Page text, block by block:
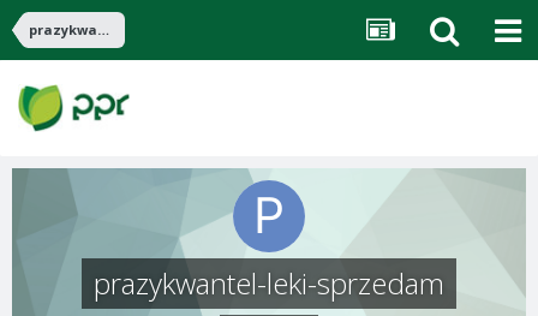
prazykwantel-leki-sprzedam
prazykwantel-leki-sprzedam